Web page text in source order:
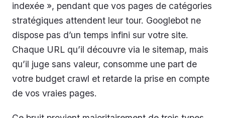
indexée », pendant que vos pages de catégories
stratégiques attendent leur tour. Googlebot ne
dispose pas d’un temps infini sur votre site.
Chaque URL qu’il découvre via le sitemap, mais
qu’il juge sans valeur, consomme une part de
votre budget crawl et retarde la prise en compte
de vos vraies pages.